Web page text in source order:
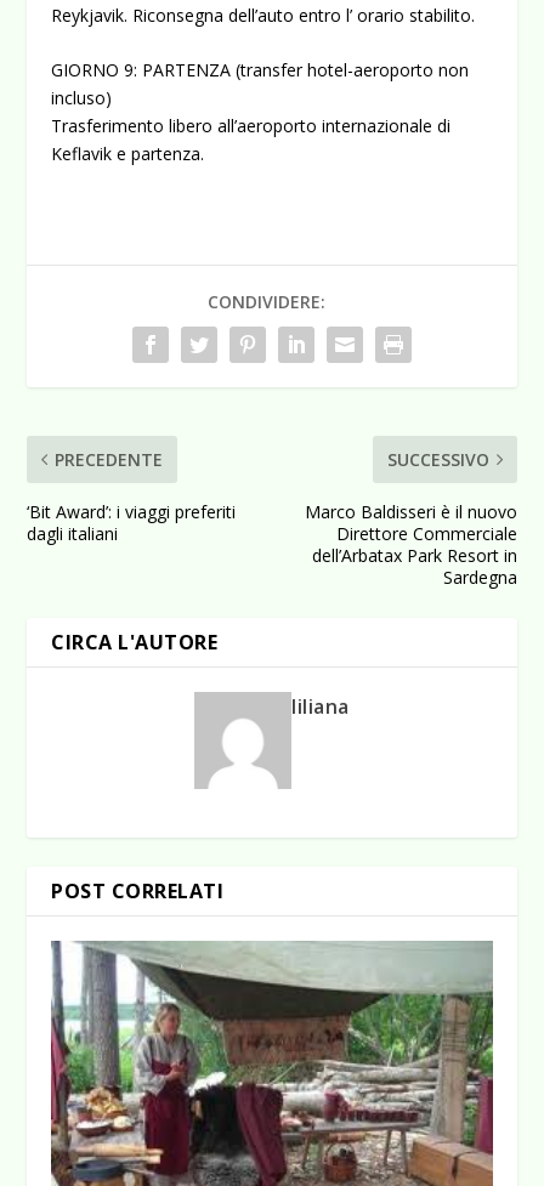
Reykjavik. Riconsegna dell’auto entro l’ orario stabilito.
GIORNO 9: PARTENZA (transfer hotel-aeroporto non
incluso)
Trasferimento libero all’aeroporto internazionale di
Keflavik e partenza.
CONDIVIDERE:
PRECEDENTE
‘Bit Award’: i viaggi preferiti
dagli italiani
SUCCESSIVO
Marco Baldisseri è il nuovo
Direttore Commerciale
dell’Arbatax Park Resort in
Sardegna
CIRCA L'AUTORE
liliana
POST CORRELATI